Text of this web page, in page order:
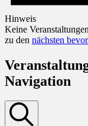
Hinweis
Keine
zu den nächsten
Navigation